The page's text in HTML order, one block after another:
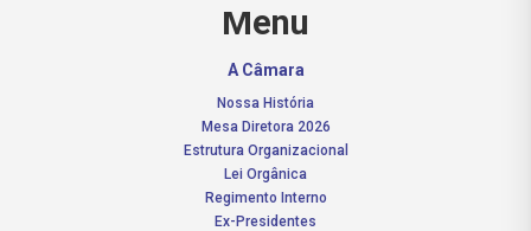
Menu
A Câmara
Nossa História
Mesa Diretora 2026
Estrutura Organizacional
Lei Orgânica
Regimento Interno
Ex-Presidentes